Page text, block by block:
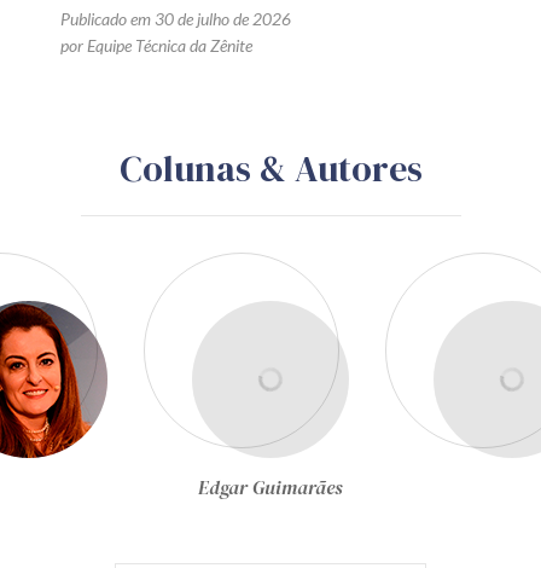
Publicado em 30 de julho de 2026
por Equipe Técnica da Zênite
Colunas & Autores
Egon Bockmann Moreira